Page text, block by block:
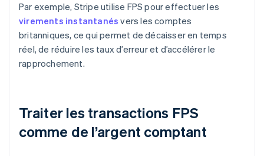
Par exemple, Stripe utilise FPS pour effectuer les
virements instantanés vers les comptes
britanniques, ce qui permet de décaisser en temps
réel, de réduire les taux d’erreur et d’accélérer le
rapprochement.
Traiter les transactions FPS
comme de l’argent comptant